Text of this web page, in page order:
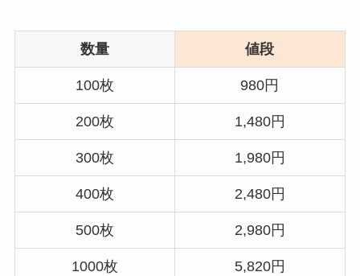
数量 値段
100枚 980円
200枚 1,480円
300枚 1,980円
400枚 2,480円
500枚 2,980円
1000枚 5,820円